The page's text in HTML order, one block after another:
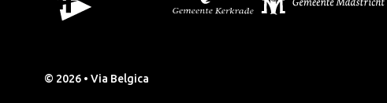
© 2026 • Via Belgica